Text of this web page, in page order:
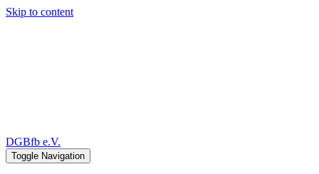
Skip to content
DGBfb e.V.
Toggle Navigation